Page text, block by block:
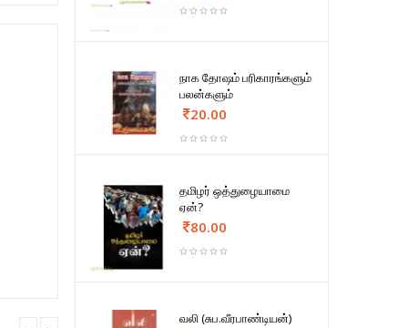
நாக தோஷம் பரிகாரங்களும்
பலன்களும்
20.00
தமிழர் ஒத்துழையாமை
ஏன்?
80.00
வலி (சுப.வீரபாண்டியன்)